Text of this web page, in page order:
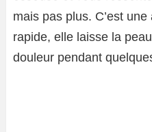
mais pas plus. C’est
rapide, elle laisse la
douleur pendant